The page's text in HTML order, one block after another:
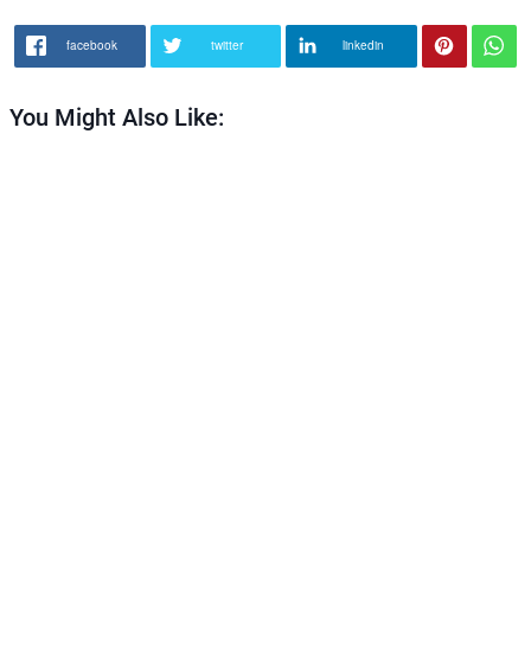
facebook twitter linkedin
You Might Also Like: